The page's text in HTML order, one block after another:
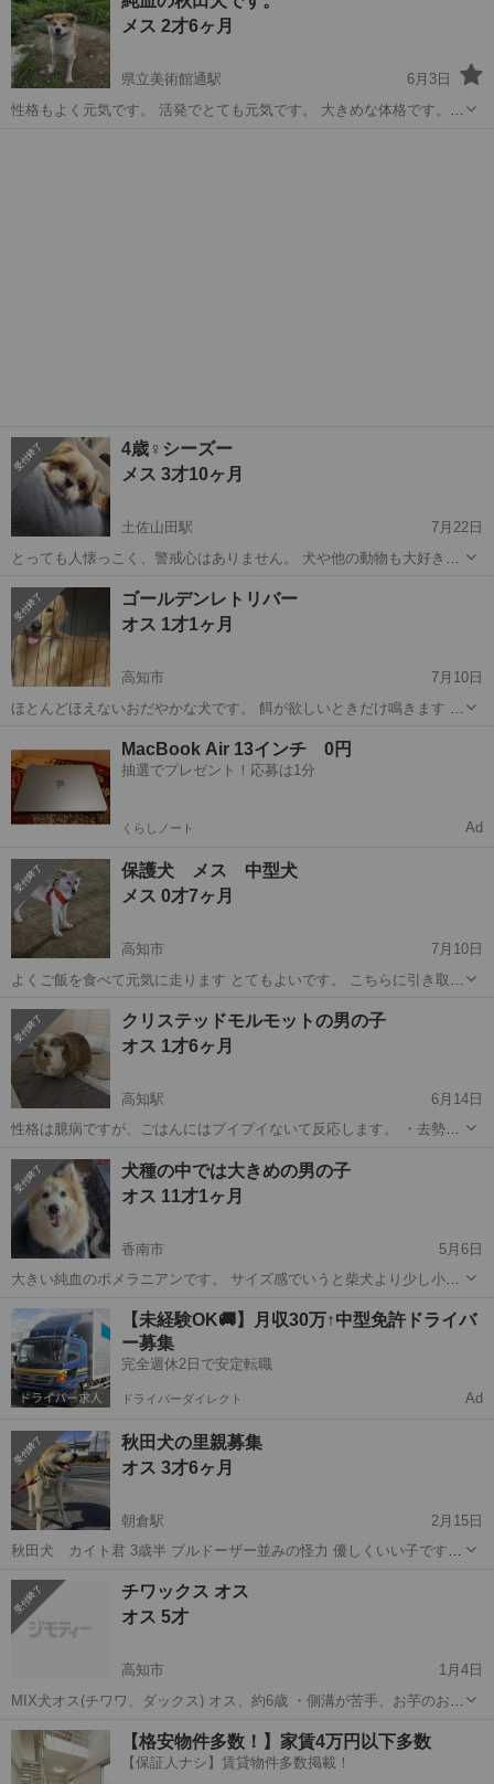
メス 2才6ヶ月
県立美術館通駅
6月3日
性格もよく元気です。 活発でとても元気です。 大きめな体格です。
4歳♀シーズー
メス 3才10ヶ月
土佐山田駅
7月22日
とっても人懐っこく、警戒心はありません。 犬や他の動物も大好きで
併用してます。 家族の事情ではありますが、深刻なアレルギー反応が
見られており、一緒...
高知 高知市
ゴールデンレトリバー
オス 1才1ヶ月
高知市
7月10日
ほとんどほえないおだやかな犬です。 餌が欲しいときだけ鳴きます と
ゴールデンレトリバー
MacBook Air 13インチ 0円
抽選でプレゼント！応募は1分
くらしノート Ad
保護犬 メス 中型犬
メス 0才7ヶ月
高知市
7月10日
よくご飯を食べて元気に走ります とてもよいです。 こちらに引き取り
で、その日に引き取りしていただける方のみお願いしたいです。
高知 高知市
クリステッドモルモットの男の子
オス 1才6ヶ月
高知駅
6月14日
性格は臆病ですが、ごはんにはプイプイないて反応します。 ・去勢手
高知 高知市 高知駅 その他
犬種の中では大きめの男の子
オス 11才1ヶ月
香南市
5月6日
大きい純血のポメラニアンです。 サイズ感でいうと柴犬より少し小さ
きます。 ご飯は、ドッグフード単体では食べないので何かを満遍なく
混ぜてあげてください。 トイレは...
高知 香南市 ポメラニアン 大きめ
【未経験OK🚚】月収30万↑中型免許ドライバ
ー募集
完全週休2日で安定転職
ドライバーダイレクト Ad
秋田犬の里親募集
オス 3才6ヶ月
朝倉駅
2月15日
秋田犬 カイト君 3歳半 ブルドーザー並みの怪力 優しくいい子です
高知 朝倉駅
チワックス オス
オス 5才
高知市
1月4日
MIX犬オス(チワワ、ダックス) オス、約6歳 ・側溝が苦手、お芋のおや
す 去勢手術済み 当方の環境が意図せず変わり やむを得な...
高知 高知市 その他 去勢手術
【格安物件多数！】家賃4万円以下多数
【保証人ナシ】賃貸物件多数掲載！